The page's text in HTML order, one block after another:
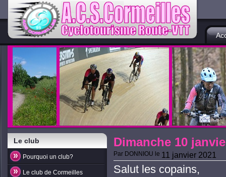
Le club
Pourquoi un club?
Le club de Cormeilles
Dimanche 10
Par DONNIOU le 11 janvier 2021
Salut les copains,